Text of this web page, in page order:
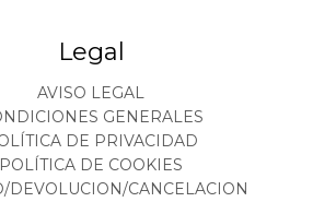
Legal
AVISO LEGAL
GENERALES
DE PRIVACIDAD
POLÍTICA DE COOKIES
DEVOLUCION/CANCELACION